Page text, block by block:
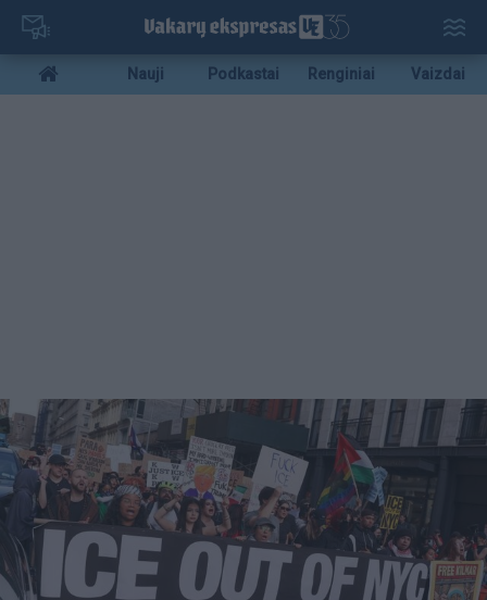
Pereiti
pagrindinį
turinį
Mobile
menu
Nauji Podkastai Renginiai Vaizdai